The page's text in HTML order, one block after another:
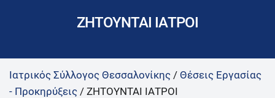
ΖΗΤΟΥΝΤΑΙ ΙΑΤΡΟΙ
Ιατρικός Σύλλογος Θεσσαλονίκης / Θέσεις Εργασίας
- Προκηρύξεις / ΖΗΤΟΥΝΤΑΙ ΙΑΤΡΟΙ